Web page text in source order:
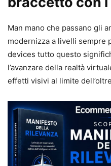
Man mano che passano gli
modernizza a livelli sempre
devices tutto questo
l’avanzare della realtà
effetti visivi al limite